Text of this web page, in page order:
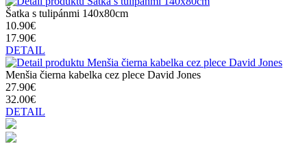
Šatka s tulipánmi 140x80cm
10.90€
17.90€
DETAIL
Menšia čierna kabelka cez plece David Jones
27.90€
32.00€
DETAIL